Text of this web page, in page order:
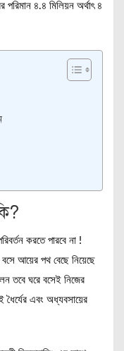
পরিমান ৪.৪ মিলিয়ন অর্থাৎ ৪
করতে পারবে না !
আয়ের পথ বেছে নিয়েছে
তবে ঘরে বসেই নিজের
এবং অধ্যবসায়ের